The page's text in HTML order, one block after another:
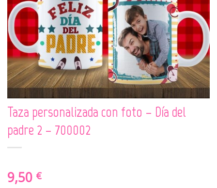
Taza personalizada con foto – Día del
padre 2 – 700002
9,50 €